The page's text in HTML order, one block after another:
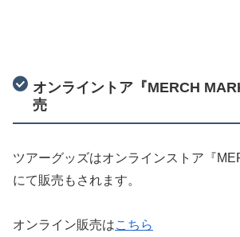
オンライントア『MERCH
売
ツアーグッズはオンラインストア『
にて販売もされます。
オンライン販売はこちら